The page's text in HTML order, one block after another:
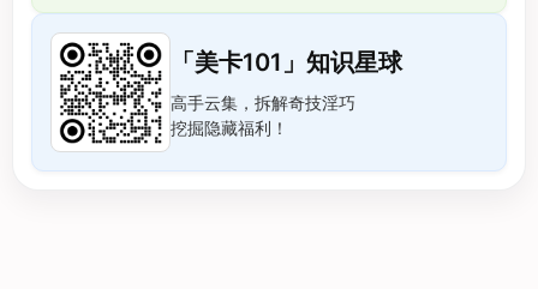
「美卡101」知识星球
高手云集，拆解奇技淫巧
挖掘隐藏福利！